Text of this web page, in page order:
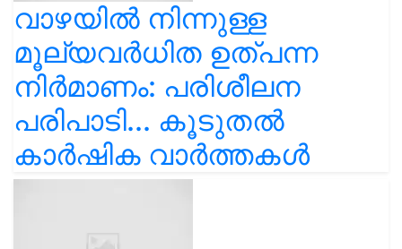
വാഴയിൽ നിന്നുള്ള
മൂല്യവർധിത ഉത്പന്ന
നിർമാണം: പരിശീലന
പരിപാടി... കൂടുതൽ
കാർഷിക വാർത്തകൾ